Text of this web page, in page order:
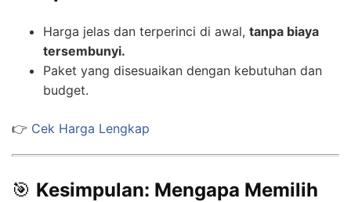
Harga jelas dan terperinci di awal, tanpa biaya
tersembunyi.
Paket yang disesuaikan dengan kebutuhan dan
budget.
👉 Cek Harga Lengkap
🎯 Kesimpulan: Mengapa Memilih